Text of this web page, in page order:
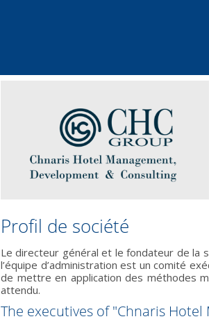
Profil de société
Le directeur général et le fondateur de la
l’équipe d’administration est un comité
de mettre en application des méthodes
attendu.
The executives of "Chnaris